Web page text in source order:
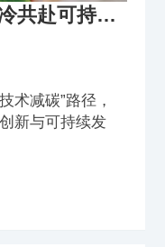
“植”此青绿，与逸腾制冷共赴可持续之约
术减碳”路径，
新与可持续发